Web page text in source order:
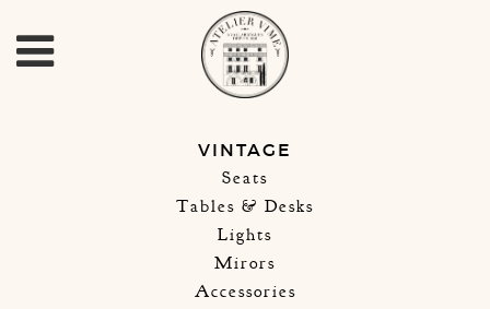
VINTAGE
Seats
Tables & Desks
Lights
Mirors
Accessories